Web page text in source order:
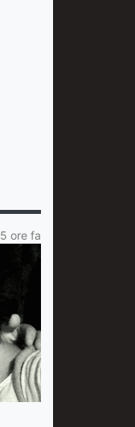
5 ore fa